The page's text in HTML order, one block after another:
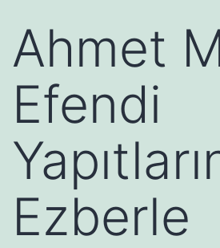
Ahmet
Efendi
Ezberle